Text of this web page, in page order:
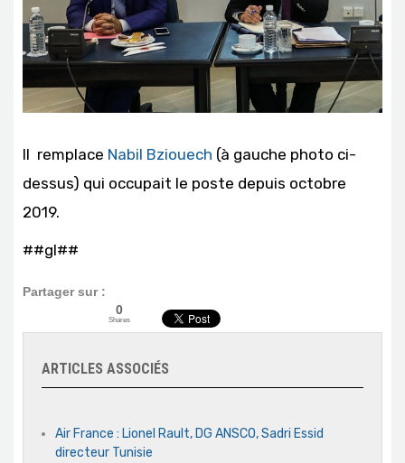
Il remplace Nabil Bziouech (à gauche photo ci-
dessus) qui occupait le poste depuis octobre
2019.
##gl##
Partager sur :
0
Shares
ARTICLES ASSOCIÉS
Air France : Lionel Rault, DG ANSCO, Sadri Essid
directeur Tunisie